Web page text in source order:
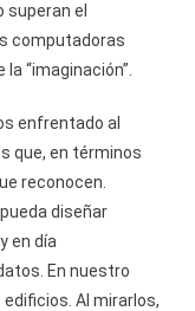
superan el
computadoras
“imaginación”.
enfrentado al
que, en términos
reconocen.
diseñar
en día
En nuestro
Al mirarlos,